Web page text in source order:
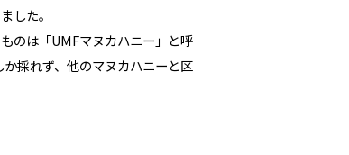
した。
のは「UMFマヌカハニー」と呼
採れず、他のマヌカハニーと区